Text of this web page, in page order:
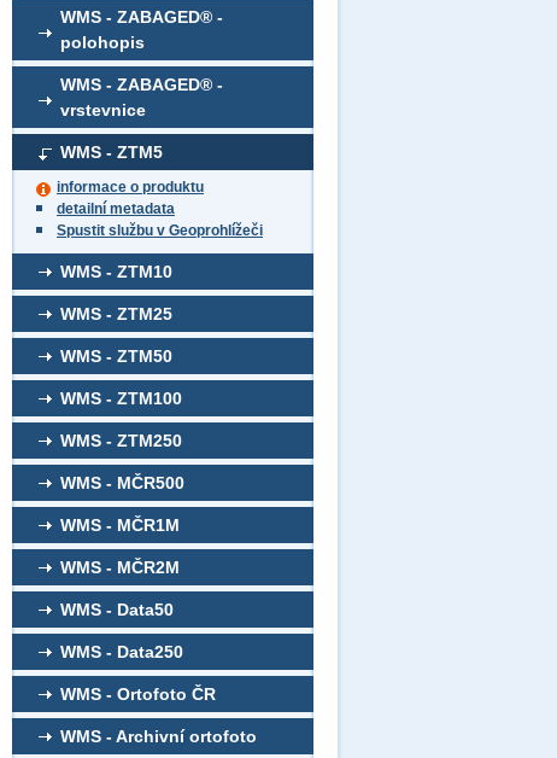
WMS - ZABAGED® -
polohopis
WMS - ZABAGED® -
vrstevnice
WMS - ZTM5
informace o produktu
detailní metadata
Spustit službu v Geoprohlížeči
WMS - ZTM10
WMS - ZTM25
WMS - ZTM50
WMS - ZTM100
WMS - ZTM250
WMS - MČR500
WMS - MČR1M
WMS - MČR2M
WMS - Data50
WMS - Data250
WMS - Ortofoto ČR
WMS - Archivní ortofoto